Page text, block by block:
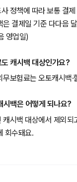
정책에 따라 보통 결
결제일 기준 다다음
영업일)
캐시백 대상인가요?
보험료는 오토캐시백
시백은 어떻게 되나요?
시백 대상에서 제외되
회수돼요.